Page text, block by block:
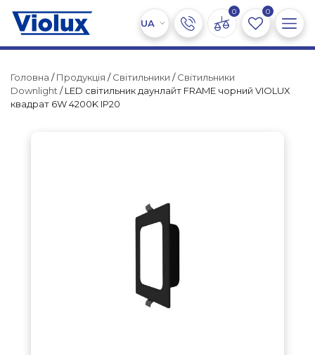
0 0
Головна /Продукція /Світильники /Світильники
Downlight / LED світильник даунлайт FRAME чорний VIOLUX
квадрат 6W 4200K IP20